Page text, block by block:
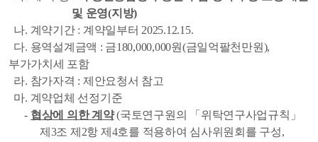
및 운영(지방)
나. 계약기간 : 계약일부터 2025.12.15.
다. 용역설계금액 : 금180,000,000원(금일억팔천만원),
부가가치세 포함
라. 참가자격 : 제안요청서 참고
마. 계약업체 선정기준
- 협상에 의한 계약 (국토연구원의 「 위탁연구사업규칙 」
제 3조 제 2항 제 4호를 적용하여 심사위원회를 구성,